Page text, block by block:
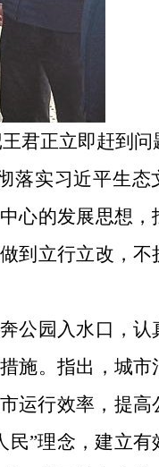
君正立即赶到问
落实习近平生态
心的发展思想，
到立行立改，不
公园入水口，认
施。指出，城市
运行效率，提高
”理念，建立有